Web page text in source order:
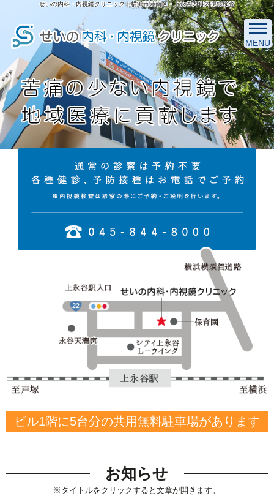
せいの内科・内視鏡クリニック｜横浜市港南区・上永谷内科内視鏡検査
ビル1階に5台分の共用無料駐車場があります
MENU
お知らせ
※タイトルをクリックすると文章が開きます。